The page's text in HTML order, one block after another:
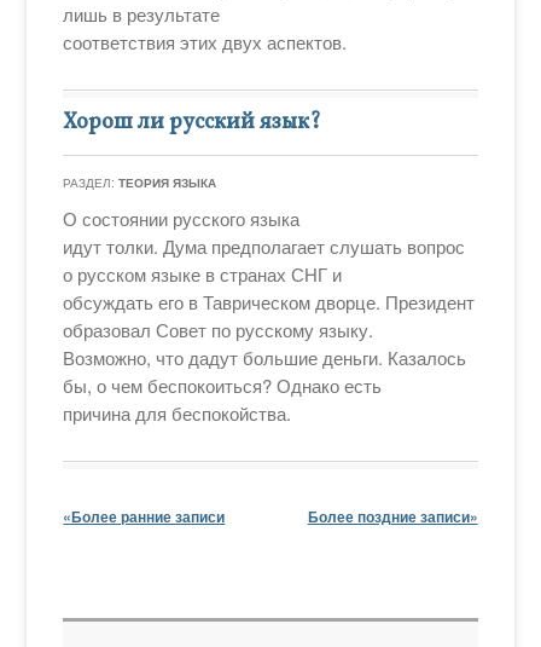
лишь в результате
соответствия этих двух аспектов.
Хорош ли русский язык?
РАЗДЕЛ:ТЕОРИЯ ЯЗЫКА
О состоянии русского языка
идут толки. Дума предполагает слушать вопрос
о русском языке в странах СНГ и
обсуждать его в Таврическом дворце. Президент
образовал Совет по русскому языку.
Возможно, что дадут большие деньги. Казалось
бы, о чем беспокоиться? Однако есть
причина для беспокойства.
«Более ранние записи Более поздние записи»